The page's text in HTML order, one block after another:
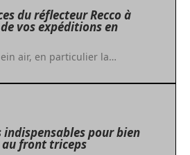
du réflecteur Recco à
vos expéditions en
air, en particulier la…
indispensables pour bien
front triceps